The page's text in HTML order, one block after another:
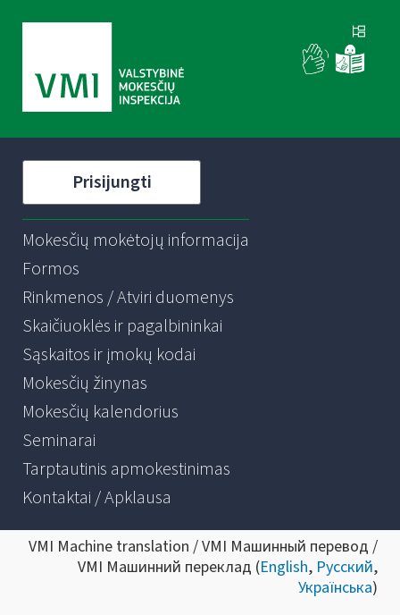
Prisijungti
Mokesčių mokėtojų informacija
Formos
Rinkmenos / Atviri duomenys
Skaičiuoklės ir pagalbininkai
Sąskaitos ir įmokų kodai
Mokesčių žinynas
Mokesčių kalendorius
Seminarai
Tarptautinis apmokestinimas
Kontaktai / Apklausa
VMI Machine translation / VMI Машинный перевод /
VMI Машинний переклад (English, Русский,
Українська)